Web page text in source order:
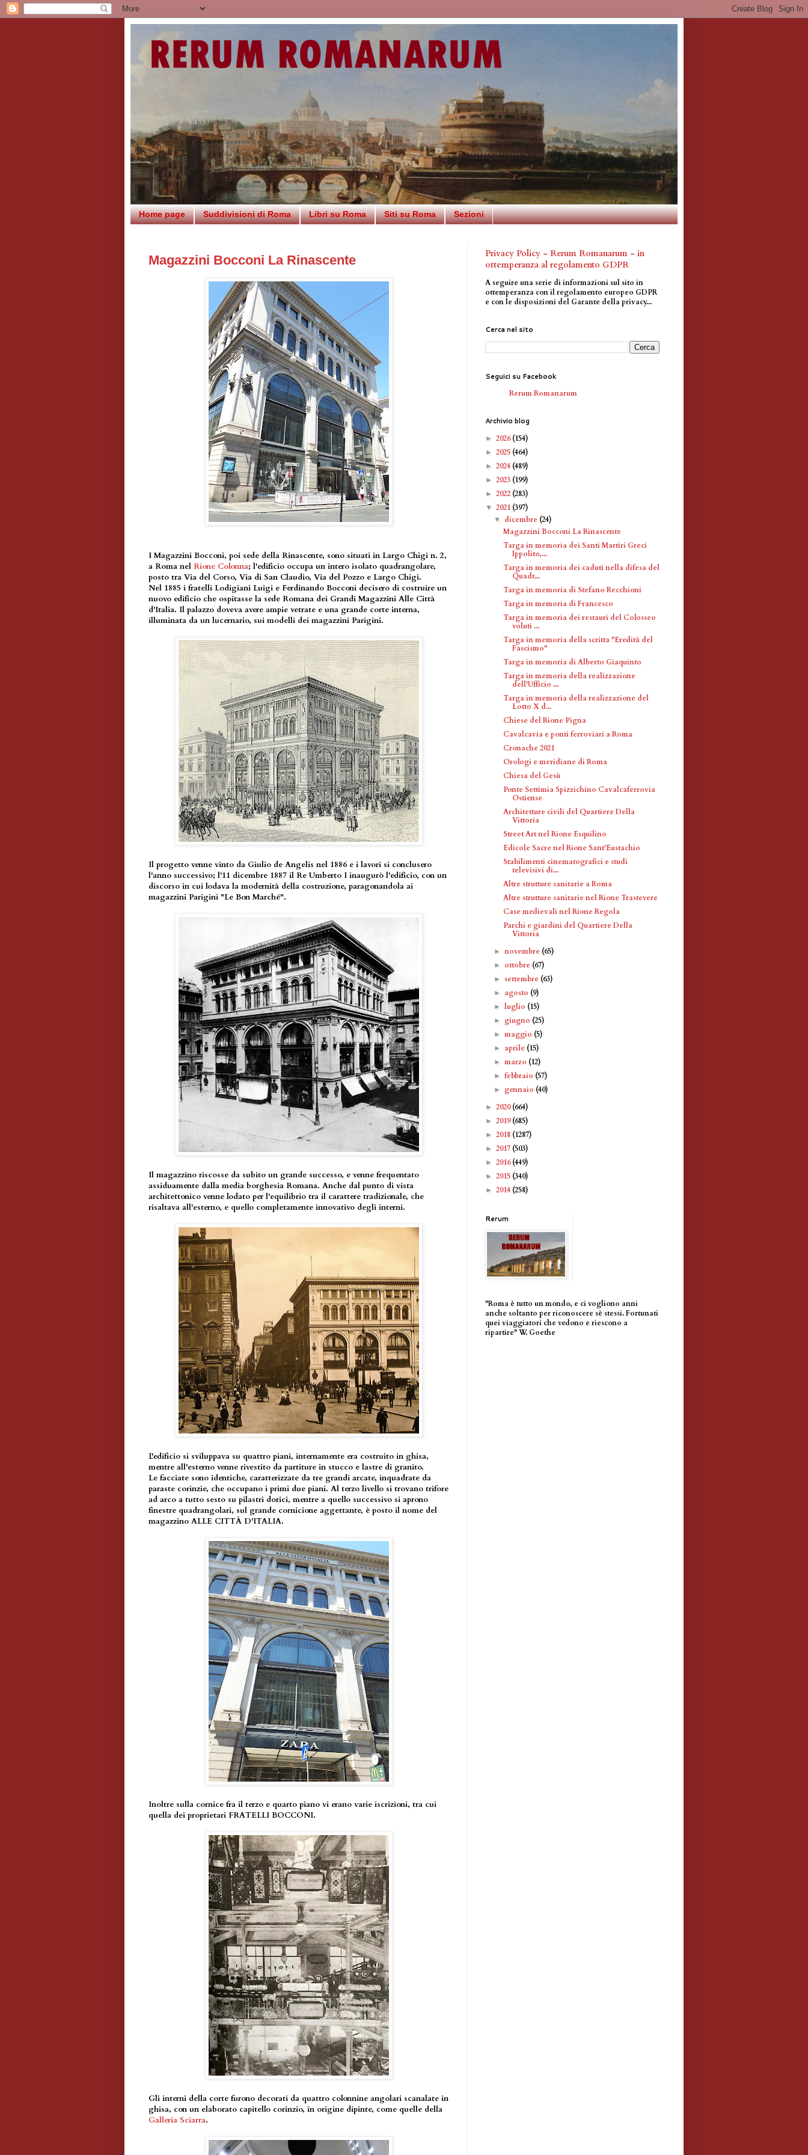
Home page Suddivisioni di Roma Libri su Roma Siti su Roma Sezioni
Magazzini Bocconi La Rinascente
I Magazzini Bocconi, poi sede della Rinascente, sono situati in Largo Chigi n. 2,
a Roma nel Rione Colonna; l'edificio occupa un intero isolato quadrangolare,
posto tra Via del Corso, Via di San Claudio, Via del Pozzo e Largo Chigi.
Nel 1885 i fratelli Lodigiani Luigi e Ferdinando Bocconi decisero di costruire un
nuovo edificio che ospitasse la sede Romana dei Grandi Magazzini Alle Città
d'Italia. Il palazzo doveva avere ampie vetrate e una grande corte interna,
illuminata da un lucernario, sui modelli dei magazzini Parigini.
Il progetto venne vinto da Giulio de Angelis nel 1886 e i lavori si conclusero
l'anno successivo; l'11 dicembre 1887 il Re Umberto I inaugurò l'edificio, con un
discorso in cui lodava la modernità della costruzione, paragonandola ai
magazzini Parigini "Le Bon Marché".
Il magazzino riscosse da subito un grande successo, e venne frequentato
assiduamente dalla media borghesia Romana. Anche dal punto di vista
architettonico venne lodato per l'equilibrio tra il carattere tradizionale, che
risaltava all'esterno, e quello completamente innovativo degli interni.
L'edificio si sviluppava su quattro piani, internamente era costruito in ghisa,
mentre all'esterno venne rivestito da partiture in stucco e lastre di granito.
Le facciate sono identiche, caratterizzate da tre grandi arcate, inquadrate da
paraste corinzie, che occupano i primi due piani. Al terzo livello si trovano trifore
ad arco a tutto sesto su pilastri dorici, mentre a quello successivo si aprono
finestre quadrangolari, sul grande cornicione aggettante, è posto il nome del
magazzino ALLE CITTÀ D'ITALIA.
Inoltre sulla cornice fra il terzo e quarto piano vi erano varie iscrizioni, tra cui
quella dei proprietari FRATELLI BOCCONI.
Gli interni della corte furono decorati da quattro colonnine angolari scanalate in
ghisa, con un elaborato capitello corinzio, in origine dipinte, come quelle della
Galleria Sciarra.
Privacy Policy - Rerum Romanarum - in
ottemperanza al regolamento GDPR
A seguire una serie di informazioni sul sito in
ottemperanza con il regolamento europeo GDPR
e con le disposizioni del Garante della privacy...
Cerca nel sito
Seguici su Facebook
Rerum Romanarum
Archivio blog
► 2026(154)
► 2025 (464)
► 2024 (489)
► 2023 (199)
► 2022 (283)
▼ 2021 (397)
▼ dicembre (24)
Magazzini Bocconi La Rinascente
Targa in memoria dei Santi Martiri Greci
Ippolito,...
Targa in memoria dei caduti nella difesa del
Quadr...
Targa in memoria di Stefano Recchioni
Targa in memoria di Francesco
Targa in memoria dei restauri del Colosseo
voluti ...
Targa in memoria della scritta "Eredità del
Fascismo"
Targa in memoria di Alberto Giaquinto
Targa in memoria della realizzazione
dell'Ufficio ...
Targa in memoria della realizzazione del
Lotto X d...
Chiese del Rione Pigna
Cavalcavia e ponti ferroviari a Roma
Cronache 2021
Orologi e meridiane di Roma
Chiesa del Gesù
Ponte Settimia Spizzichino Cavalcaferrovia
Ostiense
Architetture civili del Quartiere Della
Vittoria
Street Art nel Rione Esquilino
Edicole Sacre nel Rione Sant'Eustachio
Stabilimenti cinematografici e studi
televisivi di...
Altre strutture sanitarie a Roma
Altre strutture sanitarie nel Rione Trastevere
Case medievali nel Rione Regola
Parchi e giardini del Quartiere Della
Vittoria
►novembre (65)
► ottobre (67)
► settembre (63)
► agosto (9)
►luglio (15)
► giugno (25)
►maggio (5)
► aprile (15)
►marzo (12)
►febbraio (57)
► gennaio (40)
► 2020(664)
► 2019(685)
► 2018 (1287)
► 2017 (503)
► 2016(449)
► 2015 (340)
► 2014 (258)
Rerum
"Roma è tutto un mondo, e ci vogliono anni
anche soltanto per riconoscere sè stessi. Fortunati
quei viaggiatori che vedono e riescono a
ripartire" W. Goethe